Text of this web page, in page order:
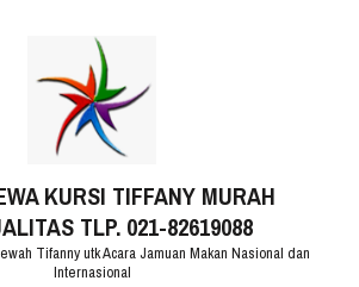
KURSI TIFFANY MURAH
TLP. 021-82619088
Tifanny utk Acara Jamuan Makan Nasional dan
Internasional